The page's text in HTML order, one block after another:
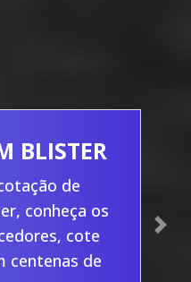
BLISTER
de
conheça os
cote
centenas de
Next